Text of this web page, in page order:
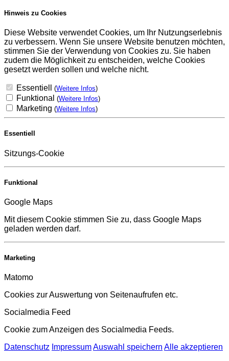
Hinweis zu Cookies
Diese Website verwendet Cookies, um Ihr Nutzungserlebnis
zu verbessern. Wenn Sie unsere Website benutzen möchten,
stimmen Sie der Verwendung von Cookies zu. Sie haben
zudem die Möglichkeit zu entscheiden, welche Cookies
gesetzt werden sollen und welche nicht.
Essentiell (Weitere Infos)
Funktional (Weitere Infos)
Marketing (Weitere Infos)
Essentiell
Sitzungs-Cookie
Funktional
Google Maps
Mit diesem Cookie stimmen Sie zu, dass Google Maps
geladen werden darf.
Marketing
Matomo
Cookies zur Auswertung von Seitenaufrufen etc.
Socialmedia Feed
Cookie zum Anzeigen des Socialmedia Feeds.
Datenschutz ImpressumAuswahl speichern Alle akzeptieren